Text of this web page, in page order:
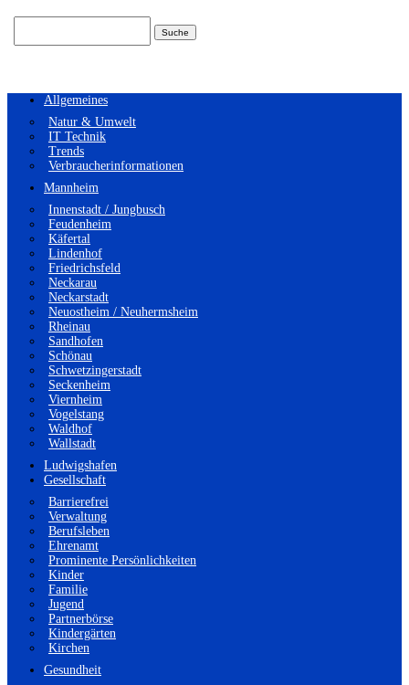
Allgemeines
Natur & Umwelt
IT Technik
Trends
Verbraucherinformationen
Mannheim
Innenstadt / Jungbusch
Feudenheim
Käfertal
Lindenhof
Friedrichsfeld
Neckarau
Neckarstadt
Neuostheim / Neuhermsheim
Rheinau
Sandhofen
Schönau
Schwetzingerstadt
Seckenheim
Viernheim
Vogelstang
Waldhof
Wallstadt
Ludwigshafen
Gesellschaft
Barrierefrei
Verwaltung
Berufsleben
Ehrenamt
Prominente Persönlichkeiten
Kinder
Familie
Jugend
Partnerbörse
Kindergärten
Kirchen
Gesundheit